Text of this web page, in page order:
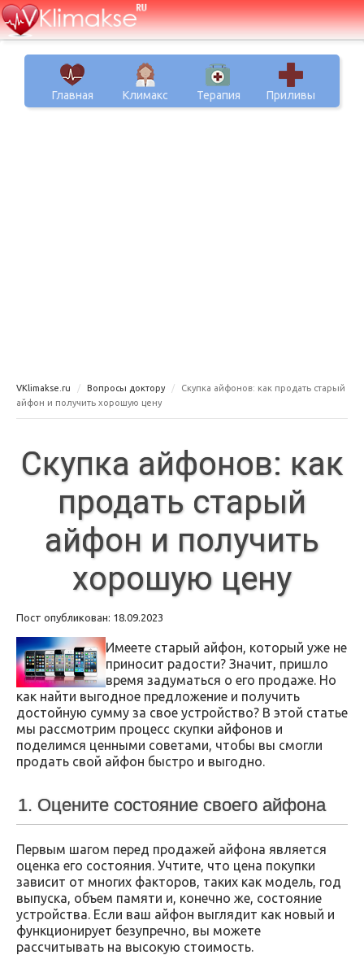
Главная Климакс Терапия Приливы
VKlimakse.ru Вопросы доктору
Скупка айфонов: как продать старый
айфон и получить хорошую цену
Скупка айфонов: как
продать старый
айфон и получить
хорошую цену
Пост опубликован: 18.09.2023
Имеете старый айфон, который уже не
приносит радости? Значит, пришло
время задуматься о его продаже. Но
как найти выгодное предложение и получить
достойную сумму за свое устройство? В этой статье
мы рассмотрим процесс скупки айфонов и
поделимся ценными советами, чтобы вы смогли
продать свой айфон быстро и выгодно.
1. Оцените состояние своего айфона
Первым шагом перед продажей айфона является
оценка его состояния. Учтите, что цена покупки
зависит от многих факторов, таких как модель, год
выпуска, объем памяти и, конечно же, состояние
устройства. Если ваш айфон выглядит как новый и
функционирует безупречно, вы можете
рассчитывать на высокую стоимость.